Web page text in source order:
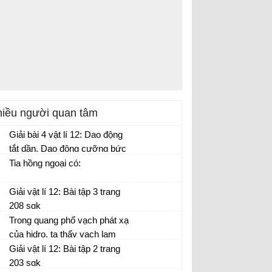
người quan tâm
Giải bài 4 vật lí 12: Dao động
tắt dần. Dao động cưỡng bức
Tia hồng ngoại có:
Giải vật lí 12: Bài tập 3 trang
208 sgk
Trong quang phổ vạch phát xạ
của hidro, ta thấy vạch lam
nằm bên phải vạch chàm. Vậy
các vạch đỏ và vạch tím nằm
Giải vật lí 12: Bài tập 2 trang
203 sgk